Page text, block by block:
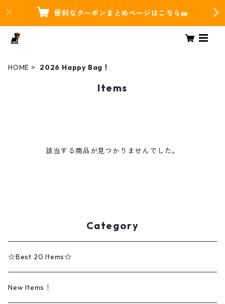
便利なクーポンまとめページはこちら🎫
HOME 2026 Happy Bag！
Items
該当する商品が見つかりませんでした。
Category
☆Best 20 Items☆
New Items！